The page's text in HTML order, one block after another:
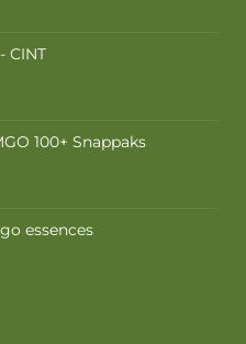
CINT
100+ Snappaks
essences